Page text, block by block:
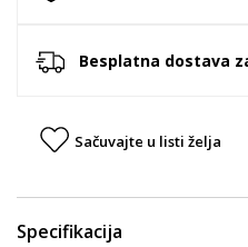
Besplatna dostava
Sačuvajte u listi želja
Specifikacija